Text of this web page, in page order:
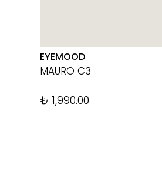
EYEMOOD
MAURO C3
₺ 1,990.00